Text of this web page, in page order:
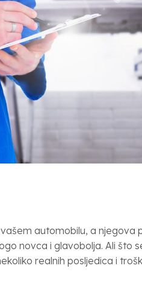
automobilu, a njegova
novca i glavobolja. Ali što
realnih posljedica i